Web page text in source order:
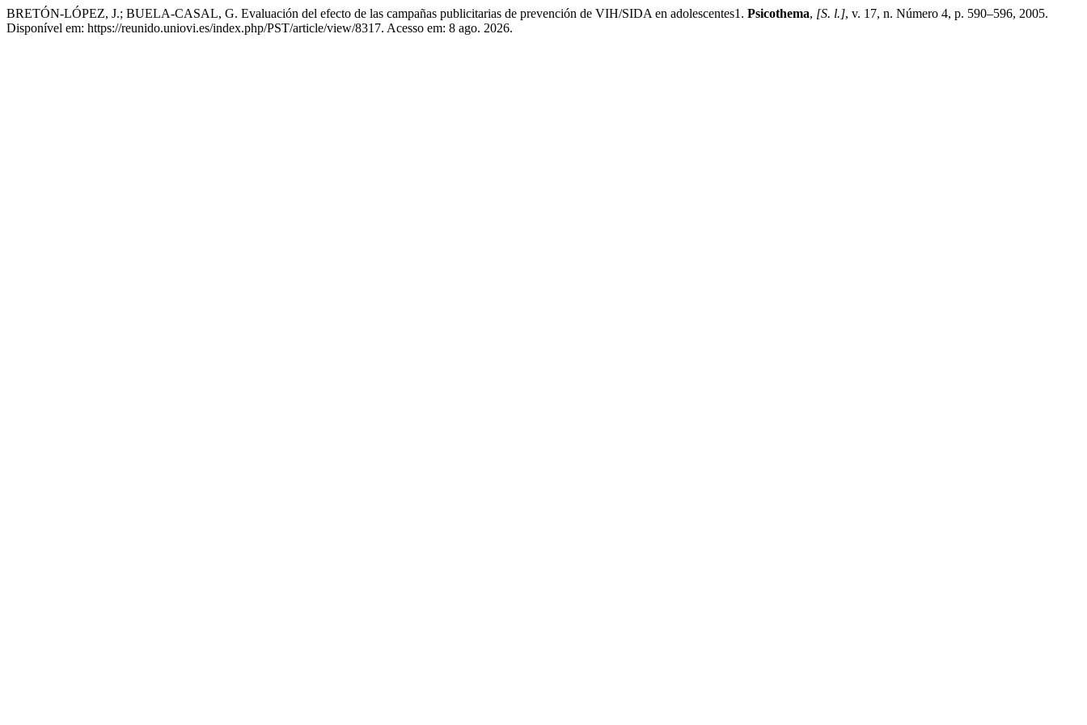
BRETÓN-LÓPEZ, J.; BUELA-CASAL, G. Evaluación del efecto de las campañas publicitarias de prevención de VIH/SIDA en adolescentes1. Psicothema, [S. l.], v. 17, n. Número 4, p. 590–596, 2005.
Disponível em: https://reunido.uniovi.es/index.php/PST/article/view/8317. Acesso em: 8 ago. 2026.